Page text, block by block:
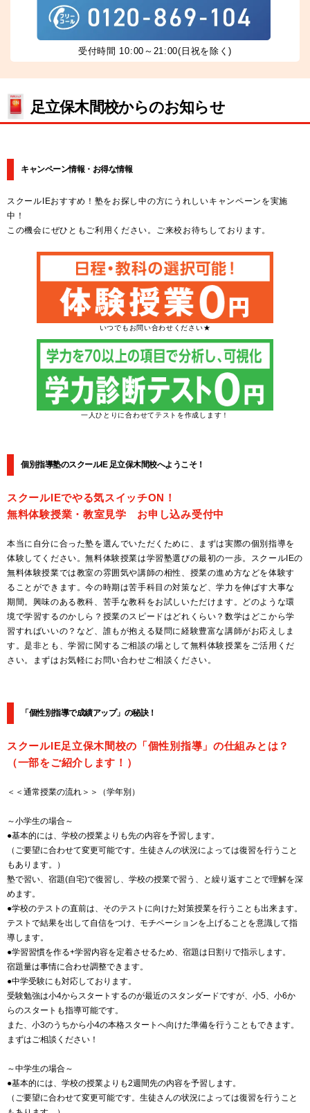
受付時間 10:00～21:00(日祝を除く)
足立保木間校からのお知らせ
キャンペーン情報・お得な情報
スクールIEおすすめ！塾をお探し中の方にうれしいキャンペーンを実施
中！
この機会にぜひともご利用ください。ご来校お待ちしております。
いつでもお問い合わせください★
一人ひとりに合わせてテストを作成します！
個別指導塾のスクールIE 足立保木間校へようこそ！
スクールIEでやる気スイッチON！
無料体験授業・教室見学 お申し込み受付中
本当に自分に合った塾を選んでいただくために、まずは実際の個別指導を
体験してください。無料体験授業は学習塾選びの最初の一歩。スクールIEの
無料体験授業では教室の雰囲気や講師の相性、授業の進め方などを体験す
ることができます。今の時期は苦手科目の対策など、学力を伸ばす大事な
期間。興味のある教科、苦手な教科をお試しいただけます。どのような環
境で学習するのかしら？授業のスピードはどれくらい？数学はどこから学
習すればいいの？など、誰もが抱える疑問に経験豊富な講師がお応えしま
す。是非とも、学習に関するご相談の場として無料体験授業をご活用くだ
さい。まずはお気軽にお問い合わせご相談ください。
「個性別指導で成績アップ」の秘訣！
スクールIE足立保木間校の「個性別指導」の仕組みとは？
（一部をご紹介します！）
＜＜通常授業の流れ＞＞（学年別）
～小学生の場合～
●基本的には、学校の授業よりも先の内容を予習します。
（ご要望に合わせて変更可能です。生徒さんの状況によっては復習を行うこと
もあります。）
塾で習い、宿題(自宅)で復習し、学校の授業で習う、と繰り返すことで理解を深
めます。
●学校のテストの直前は、そのテストに向けた対策授業を行うことも出来ます。
テストで結果を出して自信をつけ、モチベーションを上げることを意識して指
導します。
●学習習慣を作る+学習内容を定着させるため、宿題は日割りで指示します。
宿題量は事情に合わせ調整できます。
●中学受験にも対応しております。
受験勉強は小4からスタートするのが最近のスタンダードですが、小5、小6か
らのスタートも指導可能です。
また、小3のうちから小4の本格スタートへ向けた準備を行うこともできます。
まずはご相談ください！
～中学生の場合～
●基本的には、学校の授業よりも2週間先の内容を予習します。
（ご要望に合わせて変更可能です。生徒さんの状況によっては復習を行うこと